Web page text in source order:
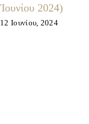
Ἰουνίου 2024)
12 Ιουνίου, 2024